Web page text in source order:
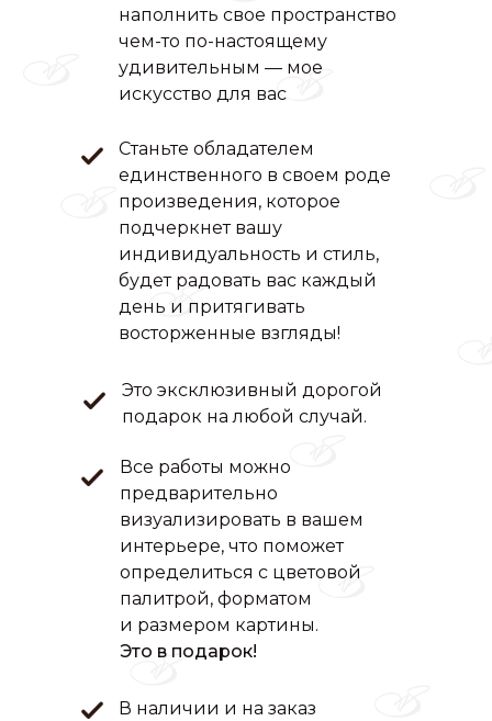
наполнить свое пространство
чем-то по-настоящему
удивительным — мое
искусство для вас
️Станьте обладателем
единственного в своем роде
произведения, которое
подчеркнет вашу
индивидуальность и стиль,
будет радовать вас каждый
день и притягивать
восторженные взгляды!
Это эксклюзивный дорогой
подарок на любой случай.
Все работы можно
предварительно
визуализировать в вашем
интерьере, что поможет
определиться с цветовой
палитрой, форматом
и размером картины.
Это в подарок!
В наличии и на заказ